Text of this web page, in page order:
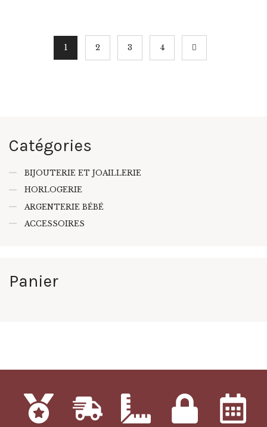
1 2 3 4
→
Catégories
BIJOUTERIE ET JOAILLERIE
HORLOGERIE
ARGENTERIE BÉBÉ
ACCESSOIRES
Panier